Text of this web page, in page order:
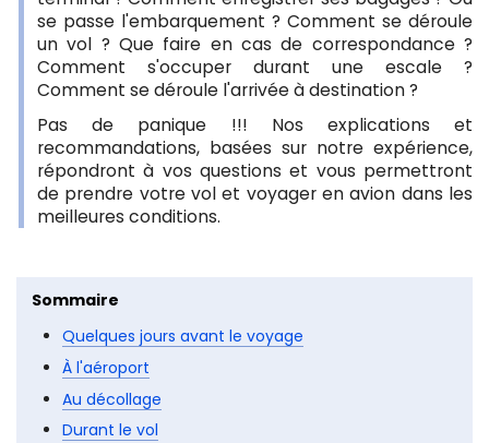
se passe l'embarquement ? Comment se déroule
un vol ? Que faire en cas de correspondance ?
Comment s'occuper durant une escale ?
Comment se déroule l'arrivée à destination ?
Pas de panique !!! Nos explications et
recommandations, basées sur notre expérience,
répondront à vos questions et vous permettront
de prendre votre vol et voyager en avion dans les
meilleures conditions.
Sommaire
Quelques jours avant le voyage
À l'aéroport
Au décollage
Durant le vol